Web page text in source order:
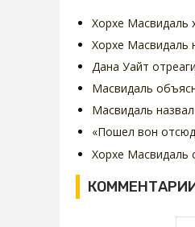
Хорхе Масвидаль
Хорхе Масвидаль
Дана Уайт
Масвидаль
Масвидаль
«Пошел вон
Хорхе Масвидаль